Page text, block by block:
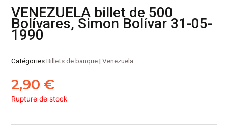
VENEZUELA billet de 500
Bolívares, Simon Bolívar 31-05-
1990
CatégoriesBillets de banque|Venezuela
2,90€
Rupture de stock